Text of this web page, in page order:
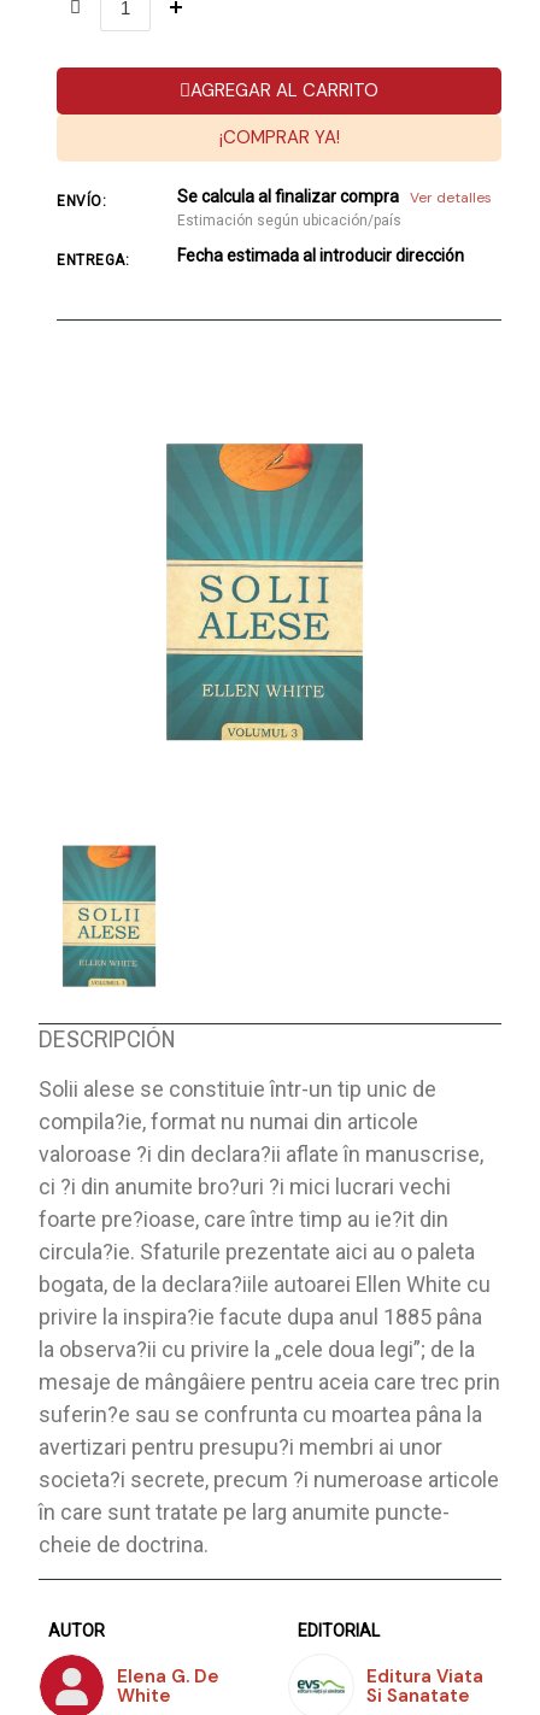
DESCRIPCIÓN
Solii alese se constituie într-un tip unic de
compila?ie, format nu numai din articole
valoroase ?i din declara?ii aflate în manuscrise,
ci ?i din anumite bro?uri ?i mici lucrari vechi
foarte pre?ioase, care între timp au ie?it din
circula?ie. Sfaturile prezentate aici au o paleta
bogata, de la declara?iile autoarei Ellen White cu
privire la inspira?ie facute dupa anul 1885 pâna
la observa?ii cu privire la „cele doua legi”; de la
mesaje de mângâiere pentru aceia care trec prin
suferin?e sau se confrunta cu moartea pâna la
avertizari pentru presupu?i membri ai unor
societa?i secrete, precum ?i numeroase articole
în care sunt tratate pe larg anumite puncte-
cheie de doctrina.
AUTOR
Elena G. De
White
EDITORIAL
Editura Viata
Si Sanatate
AGREGAR AL CARRITO
¡COMPRAR YA!
ENVÍO: Se calcula al finalizar compra Ver detalles
Estimación según ubicación/país
ENTREGA: Fecha estimada al introducir dirección